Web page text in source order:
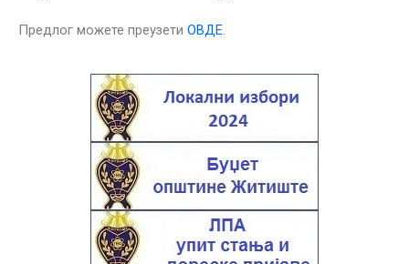
Предлог можете преузети ОВДЕ.